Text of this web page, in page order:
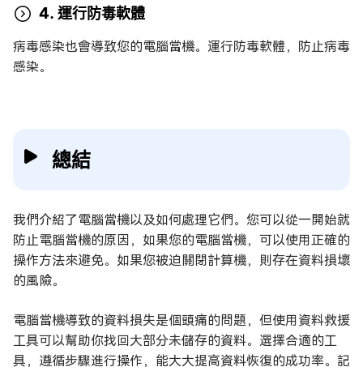
4. 運行防毒軟體
病毒感染也會導致您的電腦當機。運行防毒軟體，防止病毒
感染。
總結
我們介紹了電腦當機以及如何處理它們。您可以從一開始就
防止電腦當機的原因，如果您的電腦當機，可以使用正確的
操作方法來避免。如果您被迫關閉計算機，則存在資料損壞
的風險。
電腦當機導致的資料損失是個頭痛的問題，但使用資料救援
工具可以幫助你找回大部分未儲存的資料。選擇合適的工
具，遵循步驟進行操作，能大大提高資料恢復的成功率。記